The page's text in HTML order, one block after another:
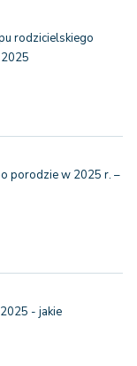
rodzicielskiego
porodzie w 2025 r. –
- jakie